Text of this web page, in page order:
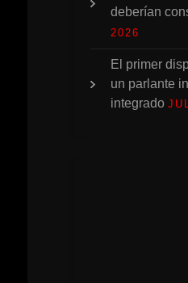
deberían
2026
El primer
un parlante
integrado